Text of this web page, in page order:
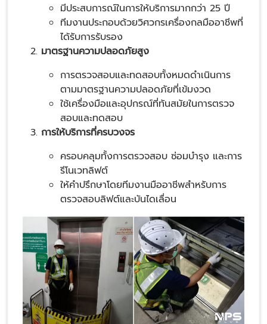
มีประสบการณ์ในการให้บริการมากกว่า 25 ปี
ทีมงานประกอบด้วยวิศวกรเครื่องกลมืออาชีพที่
ได้รับการรับรอง
มาตรฐานความปลอดภัยสูง
การตรวจสอบและทดสอบทั้งหมดดำเนินการ
ตามมาตรฐานความปลอดภัยที่เข้มงวด
ใช้เครื่องมือและอุปกรณ์ที่ทันสมัยในการตรวจ
สอบและทดสอบ
การให้บริการที่ครบวงจร
ครอบคลุมทั้งการตรวจสอบ ซ่อมบำรุง และการ
รีโนเวทลิฟต์
ให้คำปรึกษาโดยทีมงานมืออาชีพสำหรับการ
ตรวจสอบลิฟต์และบันไดเลื่อน